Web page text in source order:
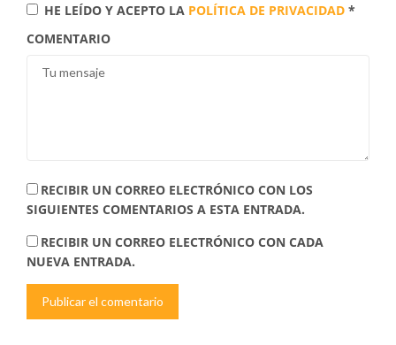
HE LEÍDO Y ACEPTO LA POLÍTICA DE PRIVACIDAD *
COMENTARIO
RECIBIR UN CORREO ELECTRÓNICO CON LOS
SIGUIENTES COMENTARIOS A ESTA ENTRADA.
RECIBIR UN CORREO ELECTRÓNICO CON CADA
NUEVA ENTRADA.